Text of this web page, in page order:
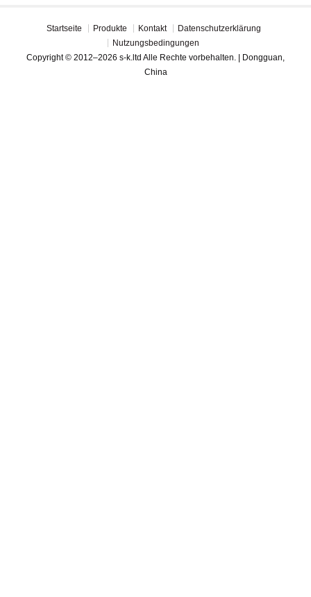
Startseite Produkte Kontakt
Datenschutzerklärung
Nutzungsbedingungen
Copyright © 2012–2026 s-k.ltd Alle Rechte vorbehalten. | Dongguan,
China